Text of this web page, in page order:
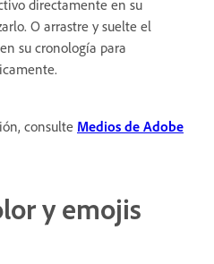
directamente en su
O arrastre y suelte el
su cronología para
consulte Medios de Adobe
y emojis